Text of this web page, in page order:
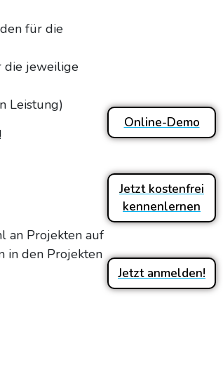
Online-Demo
Jetzt kostenfrei
kennenlernen
Jetzt anmelden!
für die
die jeweilige
Leistung)
an Projekten auf
in den Projekten